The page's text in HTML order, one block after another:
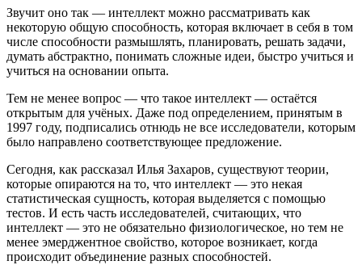
Звучит оно так — интеллект можно рассматривать как
некоторую общую способность, которая включает в себя в том
числе способности размышлять, планировать, решать задачи,
думать абстрактно, понимать сложные идеи, быстро учиться и
учиться на основании опыта.
Тем не менее вопрос — что такое интеллект — остаётся
открытым для учёных. Даже под определением, принятым в
1997 году, подписались отнюдь не все исследователи, которым
было направлено соответствующее предложение.
Сегодня, как рассказал Илья Захаров, существуют теории,
которые опираются на то, что интеллект — это некая
статистическая сущность, которая выделяется с помощью
тестов. И есть часть исследователей, считающих, что
интеллект — это не обязательно физиологическое, но тем не
менее эмерджентное свойство, которое возникает, когда
происходит объединение разных способностей.